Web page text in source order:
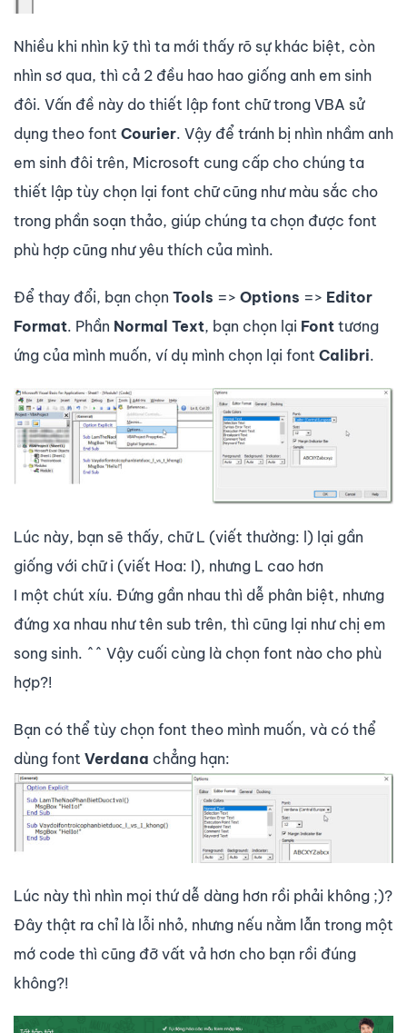
Nhiều khi nhìn kỹ thì ta mới thấy rõ sự khác biệt, còn
nhìn sơ qua, thì cả 2 đều hao hao giống anh em sinh
đôi. Vấn đề này do thiết lập font chữ trong VBA sử
dụng theo font Courier. Vậy để tránh bị nhìn nhầm anh
em sinh đôi trên, Microsoft cung cấp cho chúng ta
thiết lập tùy chọn lại font chữ cũng như màu sắc cho
trong phần soạn thảo, giúp chúng ta chọn được font
phù hợp cũng như yêu thích của mình.
Để thay đổi, bạn chọn Tools => Options => Editor
Format. Phần Normal Text, bạn chọn lại Font tương
ứng của mình muốn, ví dụ mình chọn lại font Calibri.
Lúc này, bạn sẽ thấy, chữ L (viết thường: l) lại gần
giống với chữ i (viết Hoa: I), nhưng L cao hơn
I một chút xíu. Đứng gần nhau thì dễ phân biệt, nhưng
đứng xa nhau như tên sub trên, thì cũng lại như chị em
song sinh. ^^ Vậy cuối cùng là chọn font nào cho phù
hợp?!
Bạn có thể tùy chọn font theo mình muốn, và có thể
dùng font Verdana chẳng hạn:
Lúc này thì nhìn mọi thứ dễ dàng hơn rồi phải không ;)?
Đây thật ra chỉ là lỗi nhỏ, nhưng nếu nằm lẫn trong một
mớ code thì cũng đỡ vất vả hơn cho bạn rồi đúng
không?!